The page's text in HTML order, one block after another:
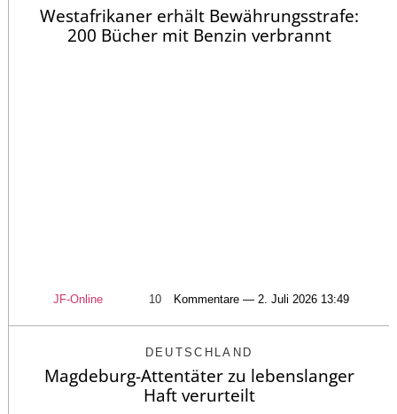
Westafrikaner erhält Bewährungsstrafe:
200 Bücher mit Benzin verbrannt
JF-Online 10 Kommentare — 2. Juli 2026 13:49
DEUTSCHLAND
Magdeburg-Attentäter zu lebenslanger
Haft verurteilt